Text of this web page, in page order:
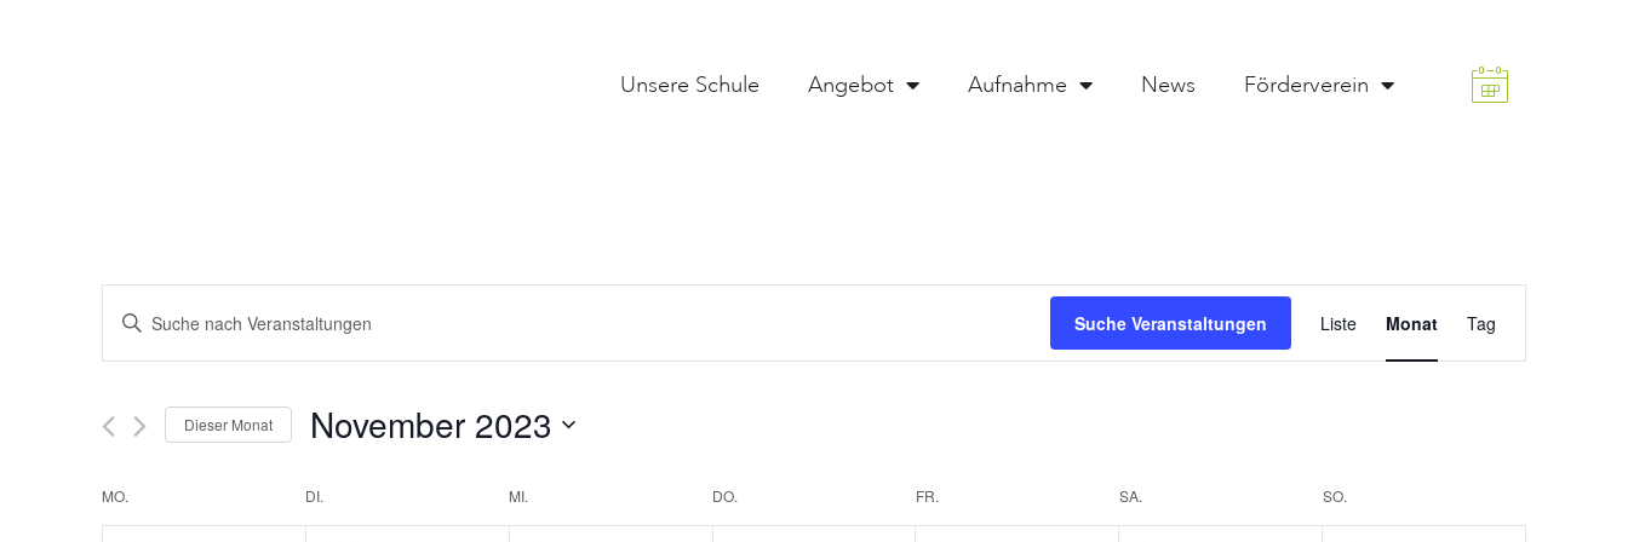
Unsere Schule Angebot Aufnahme News Förderverein
Veranstaltungen
Suche
und
Ansichten,
Navigation
Bitte
Schlüsselwort
Suche
Veranstaltungen
Schlüsselwort.
Suche Veranstaltungen
Ansichten-
Liste Monat Tag
Dieser Monat November 2023
Kalender
MO. DI. MI. DO. FR. SA. SO.